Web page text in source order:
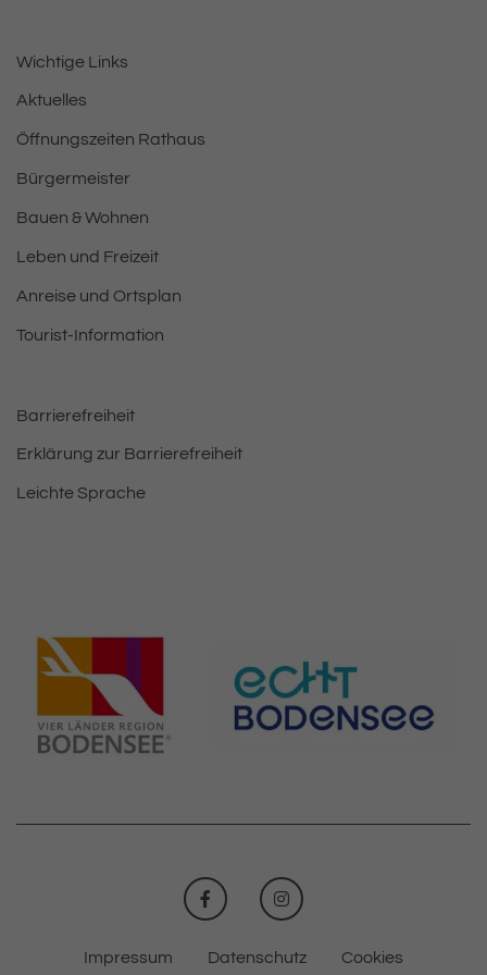
Wichtige Links
Aktuelles
Öffnungszeiten Rathaus
Bürgermeister
Bauen & Wohnen
Leben und Freizeit
Anreise und Ortsplan
Tourist-Information
Barrierefreiheit
Erklärung zur Barrierefreiheit
Leichte Sprache
FACEBOOKINSTAGRAM
Impressum Datenschutz Cookies